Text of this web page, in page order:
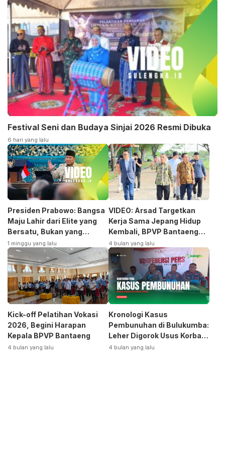
Festival Seni dan Budaya Sinjai 2026 Resmi Dibuka
6 hari yang lalu
Presiden Prabowo: Bangsa
Maju Lahir dari Elite yang
Bersatu, Bukan yang
Terpecah
1 minggu yang lalu
VIDEO: Arsad Targetkan
Kerja Sama Jepang Hidup
Kembali, BPVP Bantaeng
Siap Bangkitkan Jurusan
Otomotif
4 bulan yang lalu
Kick-off Pelatihan Vokasi
2026, Begini Harapan
Kepala BPVP Bantaeng
4 bulan yang lalu
Kronologi Kasus
Pembunuhan di Bulukumba:
Leher Digorok Usus Korban
Dikeluarkan
4 bulan yang lalu